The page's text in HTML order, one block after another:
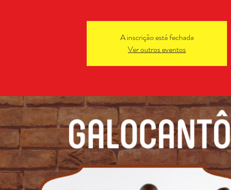
A inscrição está fechada
Ver outros eventos